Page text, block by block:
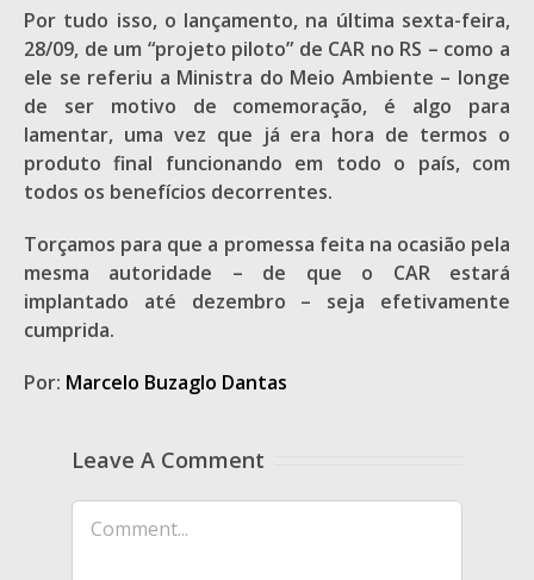
Por tudo isso, o lançamento, na última sexta-feira,
28/09, de um “projeto piloto” de CAR no RS – como a
ele se referiu a Ministra do Meio Ambiente – longe
de ser motivo de comemoração, é algo para
lamentar, uma vez que já era hora de termos o
produto final funcionando em todo o país, com
todos os benefícios decorrentes.
Torçamos para que a promessa feita na ocasião pela
mesma autoridade – de que o CAR estará
implantado até dezembro – seja efetivamente
cumprida.
Por: Marcelo Buzaglo Dantas
Leave A Comment
Comment